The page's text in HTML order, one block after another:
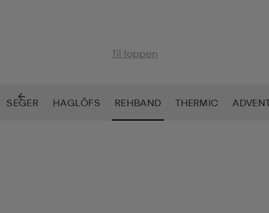
Til toppen
SEGER HAGLÖFS REHBAND THERMIC